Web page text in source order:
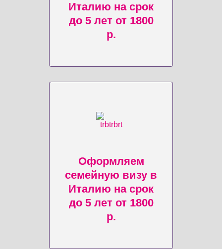
Италию на срок
до 5 лет от 1800
р.
Оформляем
семейную визу в
Италию на срок
до 5 лет от 1800
р.